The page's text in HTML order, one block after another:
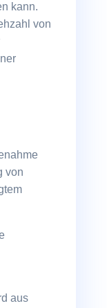
kann.
von
von
aus